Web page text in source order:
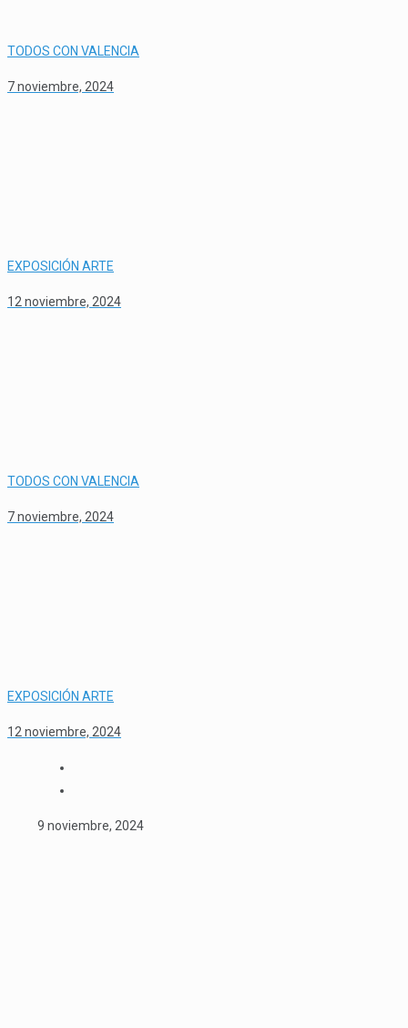
TODOS CON VALENCIA
7 noviembre, 2024
EXPOSICIÓN ARTE
12 noviembre, 2024
TODOS CON VALENCIA
7 noviembre, 2024
EXPOSICIÓN ARTE
12 noviembre, 2024
9 noviembre, 2024